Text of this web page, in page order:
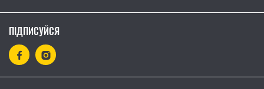
ПІДПИСУЙСЯ